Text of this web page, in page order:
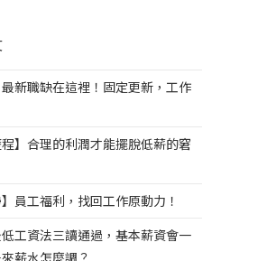
最新職缺在這裡！固定更新，工作
程】合理的利潤才能擺脫低薪的窘
】員工福利，找回工作原動力！
低工資法三讀通過，基本薪資會一
薪水怎麼調？